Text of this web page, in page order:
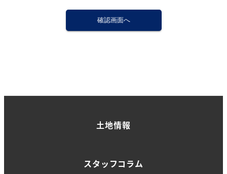
土地情報
スタッフコラム